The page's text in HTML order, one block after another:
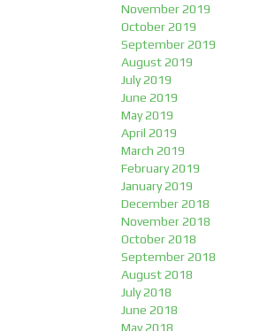
November 2019
October 2019
September 2019
August 2019
July 2019
June 2019
May 2019
April 2019
March 2019
February 2019
January 2019
December 2018
November 2018
October 2018
September 2018
August 2018
July 2018
June 2018
May 2018